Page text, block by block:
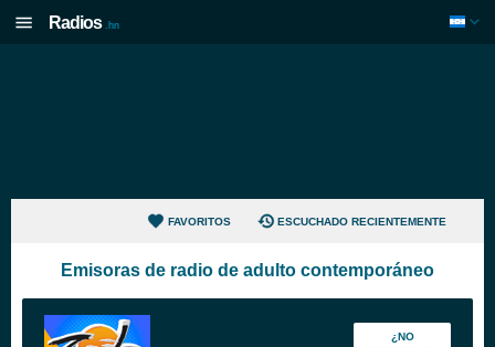
Radios .hn
FAVORITOS ESCUCHADO RECIENTEMENTE
Emisoras de radio de adulto contemporáneo
¿NO